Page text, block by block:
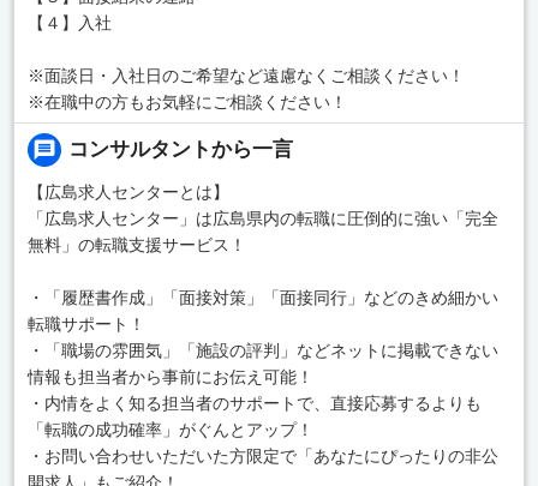
【４】入社
※面談日・入社日のご希望など遠慮なくご相談ください！
※在職中の方もお気軽にご相談ください！
コンサルタントから一言
【広島求人センターとは】
「広島求人センター」は広島県内の転職に圧倒的に強い「完全
無料」の転職支援サービス！
・「履歴書作成」「面接対策」「面接同行」などのきめ細かい
転職サポート！
・「職場の雰囲気」「施設の評判」などネットに掲載できない
情報も担当者から事前にお伝え可能！
・内情をよく知る担当者のサポートで、直接応募するよりも
「転職の成功確率」がぐんとアップ！
・お問い合わせいただいた方限定で「あなたにぴったりの非公